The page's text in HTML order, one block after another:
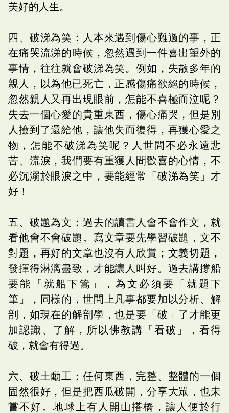
美好的人生。
四、破涕為笑：人本來遇到傷心難過的事，正
在痛哭流涕的時候，忽然遇到一件喜出望外的
事情，往往就會破涕為笑。例如，失散多年的
親人，以為他已死亡，正感傷痛欲絕的時候，
忽然親人又再出現眼前，怎能不喜極而泣呢？
失去一個心愛的貴重東西，傷心痛哭，但是別
人撿到了還給他，讓他失而復得，再獲心愛之
物，怎能不破涕為笑呢？人世間不必永遠悲
苦、流淚，我們要有重獲人間歡喜的心情，不
必沉溺於眼淚之中，要能經常「破涕為笑」才
好！
五、破題為文：過去的讀書人會不會作文，就
看他會不會破題。寫文章要先學習破題，文不
對題，再好的文章也沒有人欣賞；文義切題，
發揮得淋漓盡致，才能讓人叫好。過去講撐船
要能「就船下篙」，為文必須要「就題下
筆」，同樣的，世間上凡事都要加以分析、解
剖，如現在的解剖學，也是要「破」了才能更
加認識、了解，所以佛教講「看破」，看得
破，就會有得過。
六、破土動工：任何東西，完整、整體的一個
固然很好，但是把西瓜破開，分享大眾，也未
嘗不好。地球上有人開山搭橋，讓人便於行